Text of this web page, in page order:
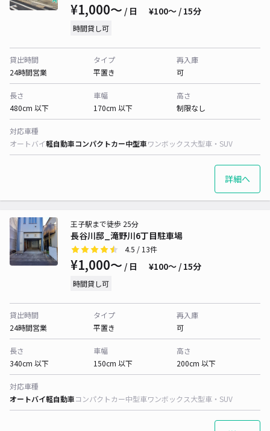
¥1,000〜 / 日 ¥100〜 / 15分
時間貸し可
貸出時間
24時間営業
タイプ
平置き
再入庫
可
長さ
480cm 以下
車幅
170cm 以下
高さ
制限なし
対応車種
オートバイ軽自動車コンパクトカー中型車ワンボックス大型車・SUV
詳細へ
長谷川邸_滝野川6丁目駐車場
王子駅まで徒歩 25分
4.5 / 13件
¥1,000〜 / 日 ¥100〜 / 15分
時間貸し可
貸出時間
24時間営業
タイプ
平置き
再入庫
可
長さ
340cm 以下
車幅
150cm 以下
高さ
200cm 以下
対応車種
オートバイ軽自動車コンパクトカー中型車ワンボックス大型車・SUV